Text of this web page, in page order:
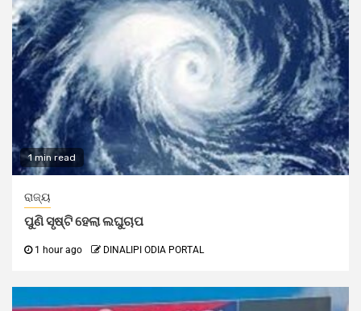
1 min read
ରାଜ୍ୟ
ପୁଣି ସୃଷ୍ଟି ହେଲା ଲଘୁଚାପ
1 hour ago DINALIPI ODIA PORTAL